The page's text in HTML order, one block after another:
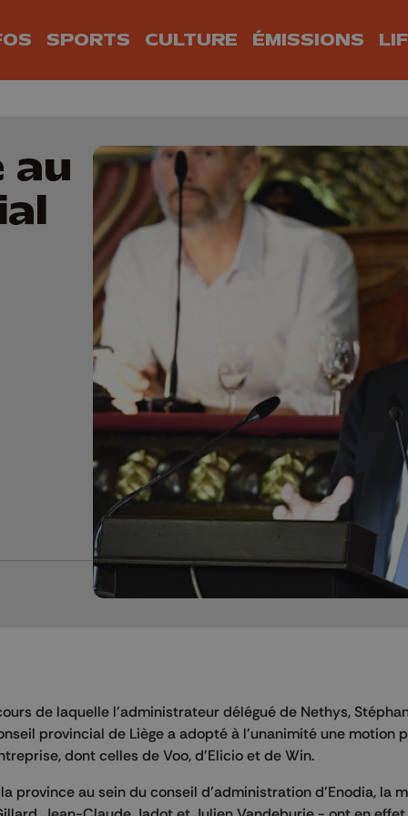
SPORTS CULTURE ÉMISSIONS
de laquelle l'administrateur délégué de Nethys,
provincial de Liège a adopté à l'unanimité une motion
dont celles de Voo, d'Elicio et de Win.
province au sein du conseil d'administration d'Enodia, la